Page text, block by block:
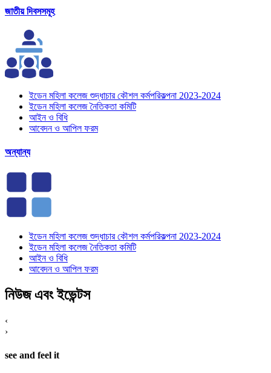
জাতীয় দিবসসমূহ
ইডেন মহিলা কলেজ শুদ্ধাচার কৌশল কর্মপরিকল্পনা 2023-2024
ইডেন মহিলা কলেজ নৈতিকতা কমিটি
আইন ও বিধি
আবেদন ও আপিল ফরম
অন্যান্য
ইডেন মহিলা কলেজ শুদ্ধাচার কৌশল কর্মপরিকল্পনা 2023-2024
ইডেন মহিলা কলেজ নৈতিকতা কমিটি
আইন ও বিধি
আবেদন ও আপিল ফরম
নিউজ এবং ইভেন্টস
‹
›
see and feel it